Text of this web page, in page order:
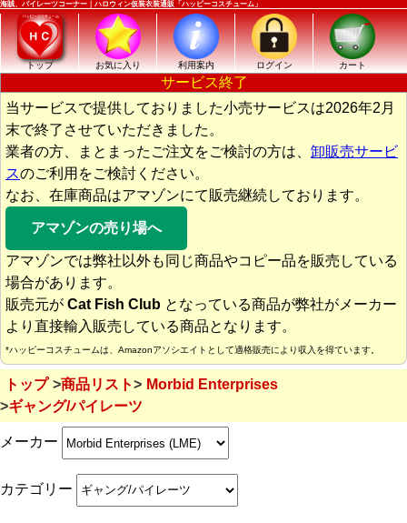
海賊、パイレーツコーナー｜ハロウィン仮装衣装通販「ハッピーコスチューム」
トップ お気に入り 利用案内 ログイン カート
サービス終了
当サービスで提供しておりました小売サービスは2026年2月
末で終了させていただきました。
業者の方、まとまったご注文をご検討の方は、 卸販売サービ
スのご利用をご検討ください。
なお、在庫商品はアマゾンにて販売継続しております。
アマゾンの売り場へ
アマゾンでは弊社以外も同じ商品やコピー品を販売している
場合があります。
販売元が Cat Fish Club となっている商品が弊社がメーカー
より直接輸入販売している商品となります。
*ハッピーコスチュームは、Amazonアソシエイトとして適格販売により収入を得ています。
トップ 商品リスト
Morbid Enterprises
ギャング/パイレーツ
メーカー
カテゴリー